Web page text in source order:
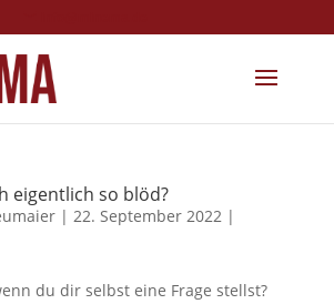
eigentlich so blöd?
| 22. September 2022|
du dir selbst eine Frage stellst?